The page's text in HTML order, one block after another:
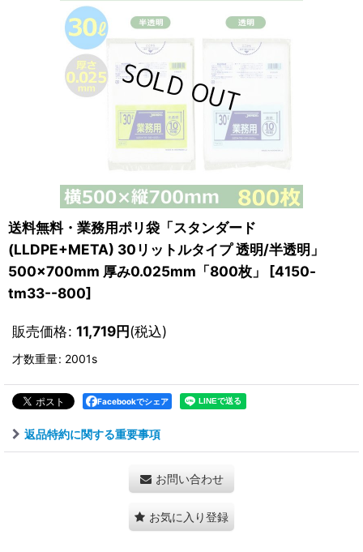
送料無料・業務用ポリ袋「スタンダード
(LLDPE+META) 30リットルタイプ 透明/半透明」
500×700mm 厚み0.025mm「800枚」
[4150-
tm33--800]
販売価格: 11,719円(税込)
才数重量: 2001s
Facebookでシェア
返品特約に関する重要事項
お問い合わせ
お気に入り登録